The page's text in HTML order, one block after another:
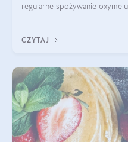
regularne spożywanie
CZYTAJ